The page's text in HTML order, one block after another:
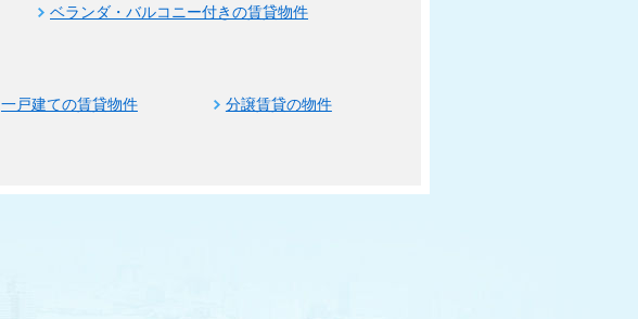
ベランダ・バルコニー付きの賃貸物件
一戸建ての賃貸物件
分譲賃貸の物件